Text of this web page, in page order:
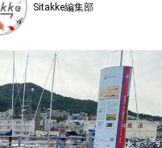
Sitakke編集部